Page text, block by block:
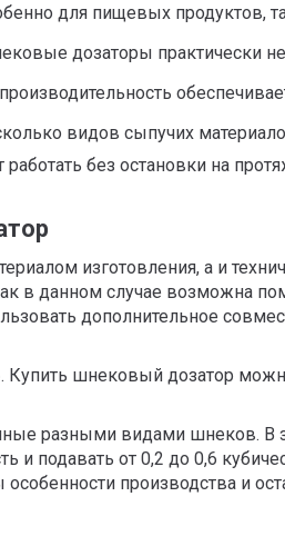
для пищевых продуктов,
дозаторы практически
видов сыпучих
без остановки на
изготовления, а и
в данном случае возможна
дополнительное
Купить шнековый дозатор
разными видами шнеков. В
и подавать от 0,2 до 0,6
производства и